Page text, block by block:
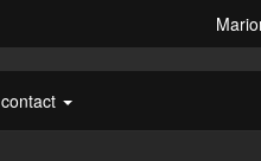
contact